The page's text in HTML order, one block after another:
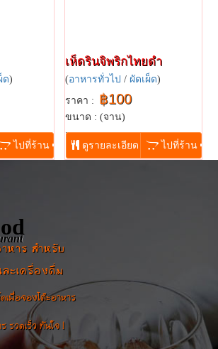
ด)
ไปที่ร้าน
เห็ดรินจิพริกไทยดำ
(อาหารทั่วไป / ผัดเผ็ด)
ราคา : ฿100
ขนาด : (จาน)
...
ดูรายละเอียด ไปที่ร้าน
หาร สำหรับ
ะเครื่องดื่ม
เพื่อจองโต๊ะอาหาร
รวดเร็ว ทันใจ !